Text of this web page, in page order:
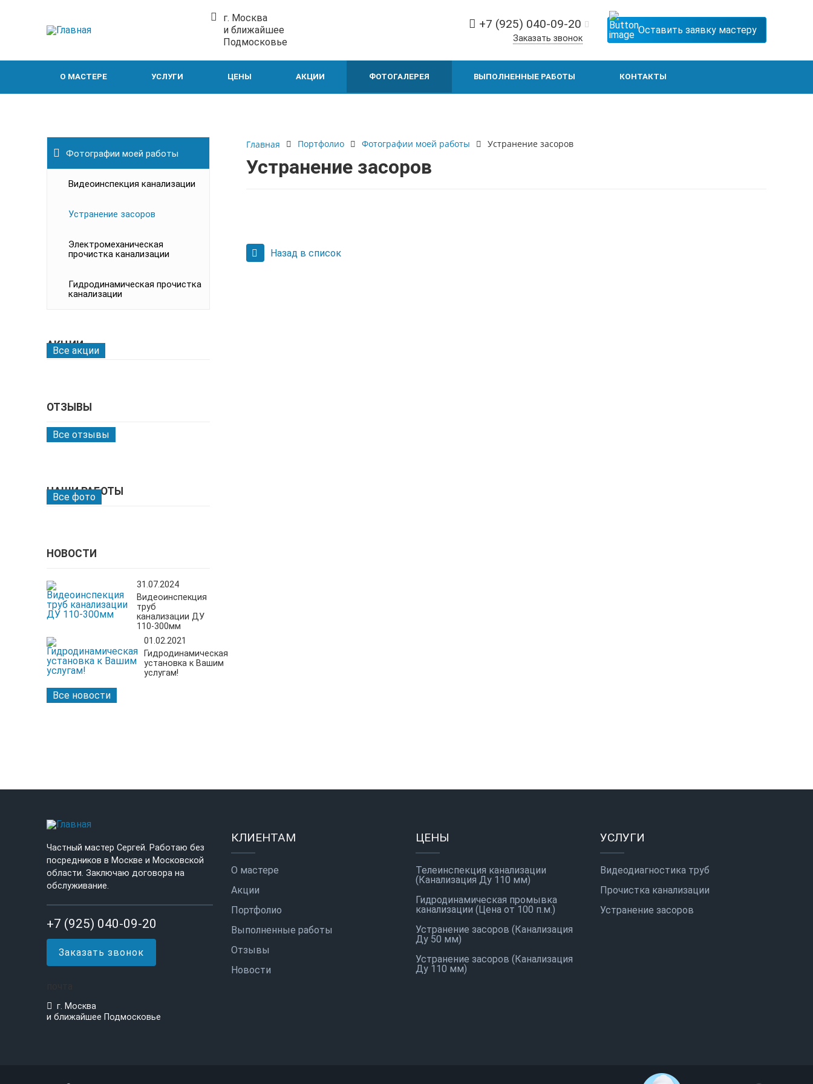
г. Москва
и ближайшее
Подмосковье
+7 (925) 040-09-20
Заказать звонок
Оставить заявку мастеру
О МАСТЕРЕ УСЛУГИ ЦЕНЫ АКЦИИ ФОТОГАЛЕРЕЯ ВЫПОЛНЕННЫЕ РАБОТЫ КОНТАКТЫ
Фотографии моей работы
Видеоинспекция канализации
Устранение засоров
Электромеханическая
прочистка канализации
Гидродинамическая прочистка
канализации
АКЦИИ
Все акции
ОТЗЫВЫ
Все отзывы
НАШИ РАБОТЫ
Все фото
НОВОСТИ
31.07.2024
Видеоинспекция
труб
канализации ДУ
110-300мм
01.02.2021
Гидродинамическая
установка к Вашим
услугам!
Все новости
Главная Портфолио Фотографии моей работы Устранение засоров
Устранение засоров
Назад в список
Частный мастер Сергей. Работаю без
посредников в Москве и Московской
области. Заключаю договора на
обслуживание.
+7 (925) 040-09-20
Заказать звонок
г. Москва
и ближайшее Подмосковье
КЛИЕНТАМ
О мастере
Акции
Портфолио
Выполненные работы
Отзывы
Новости
ЦЕНЫ
Телеинспекция канализации
(Канализация Ду 110 мм)
Гидродинамическая промывка
канализации (Цена от 100 п.м.)
Устранение засоров (Канализация
Ду 50 мм)
Устранение засоров (Канализация
Ду 110 мм)
УСЛУГИ
Видеодиагностика труб
Прочистка канализации
Устранение засоров